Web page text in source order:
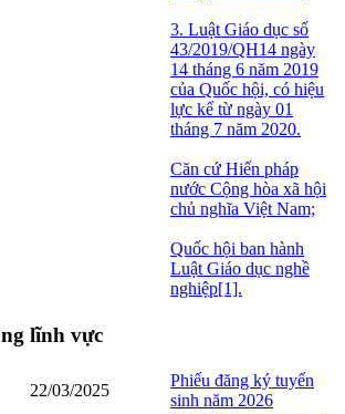
3. Luật Giáo dục số
43/2019/QH14 ngày
14 tháng 6 năm 2019
của Quốc hội, có hiệu
lực kể từ ngày 01
tháng 7 năm 2020.
Căn cứ Hiến pháp
nước Cộng hòa xã hội
chủ nghĩa Việt Nam;
Quốc hội ban hành
Luật Giáo dục nghề
nghiệp[1].
lĩnh vực
22/03/2025
Phiếu đăng ký tuyển
sinh năm 2026